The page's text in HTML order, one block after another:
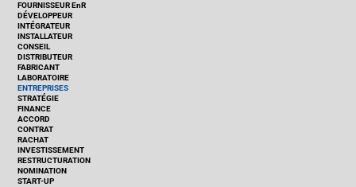
FOURNISSEUR EnR
DÉVELOPPEUR
INTÉGRATEUR
INSTALLATEUR
CONSEIL
DISTRIBUTEUR
FABRICANT
LABORATOIRE
ENTREPRISES
STRATÉGIE
FINANCE
ACCORD
CONTRAT
RACHAT
INVESTISSEMENT
RESTRUCTURATION
NOMINATION
START-UP